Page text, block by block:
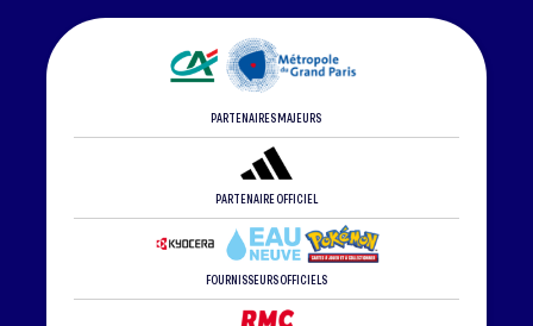
PARTENAIRES MAJEURS
PARTENAIRE OFFICIEL
FOURNISSEURS OFFICIELS